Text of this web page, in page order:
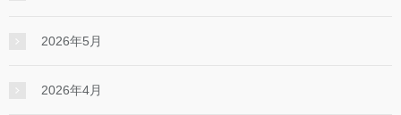
2026年5月
2026年4月